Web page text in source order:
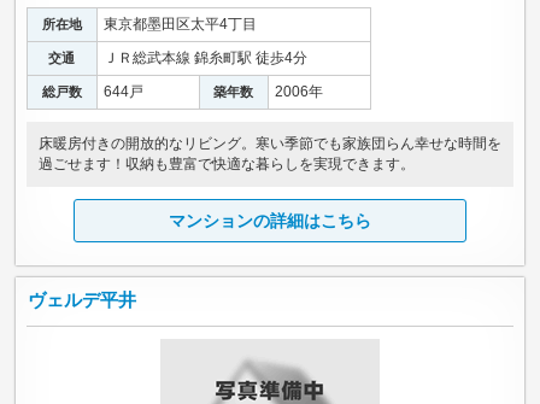
所在地 東京都墨田区太平4丁目
交通 ＪＲ総武本線 錦糸町駅 徒歩4分
総戸数 644戸 築年数 2006年
床暖房付きの開放的なリビング。寒い季節でも家族団らん幸せな時間を
過ごせます！収納も豊富で快適な暮らしを実現できます。
マンションの詳細はこちら
ヴェルデ平井